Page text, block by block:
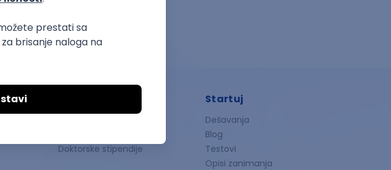
Doktorske stipendije
Startuj
Dešavanja
Blog
Testovi
Opisi zanimanja